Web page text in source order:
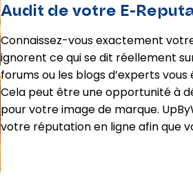
Audit de votre E-
Connaissez-vous exactement
ignorent ce qui se dit réellement
forums ou les blogs d’experts
Cela peut être une opportunité à
pour votre image de marque.
votre réputation en ligne afin que